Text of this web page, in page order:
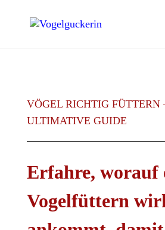
VÖGEL RICHTIG FÜTTERN
ULTIMATIVE GUIDE
Erfahre, worauf
Vogelfüttern